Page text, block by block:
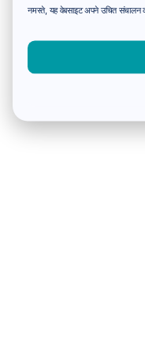
नमस्ते, यह वेबसाइट अपने उचित